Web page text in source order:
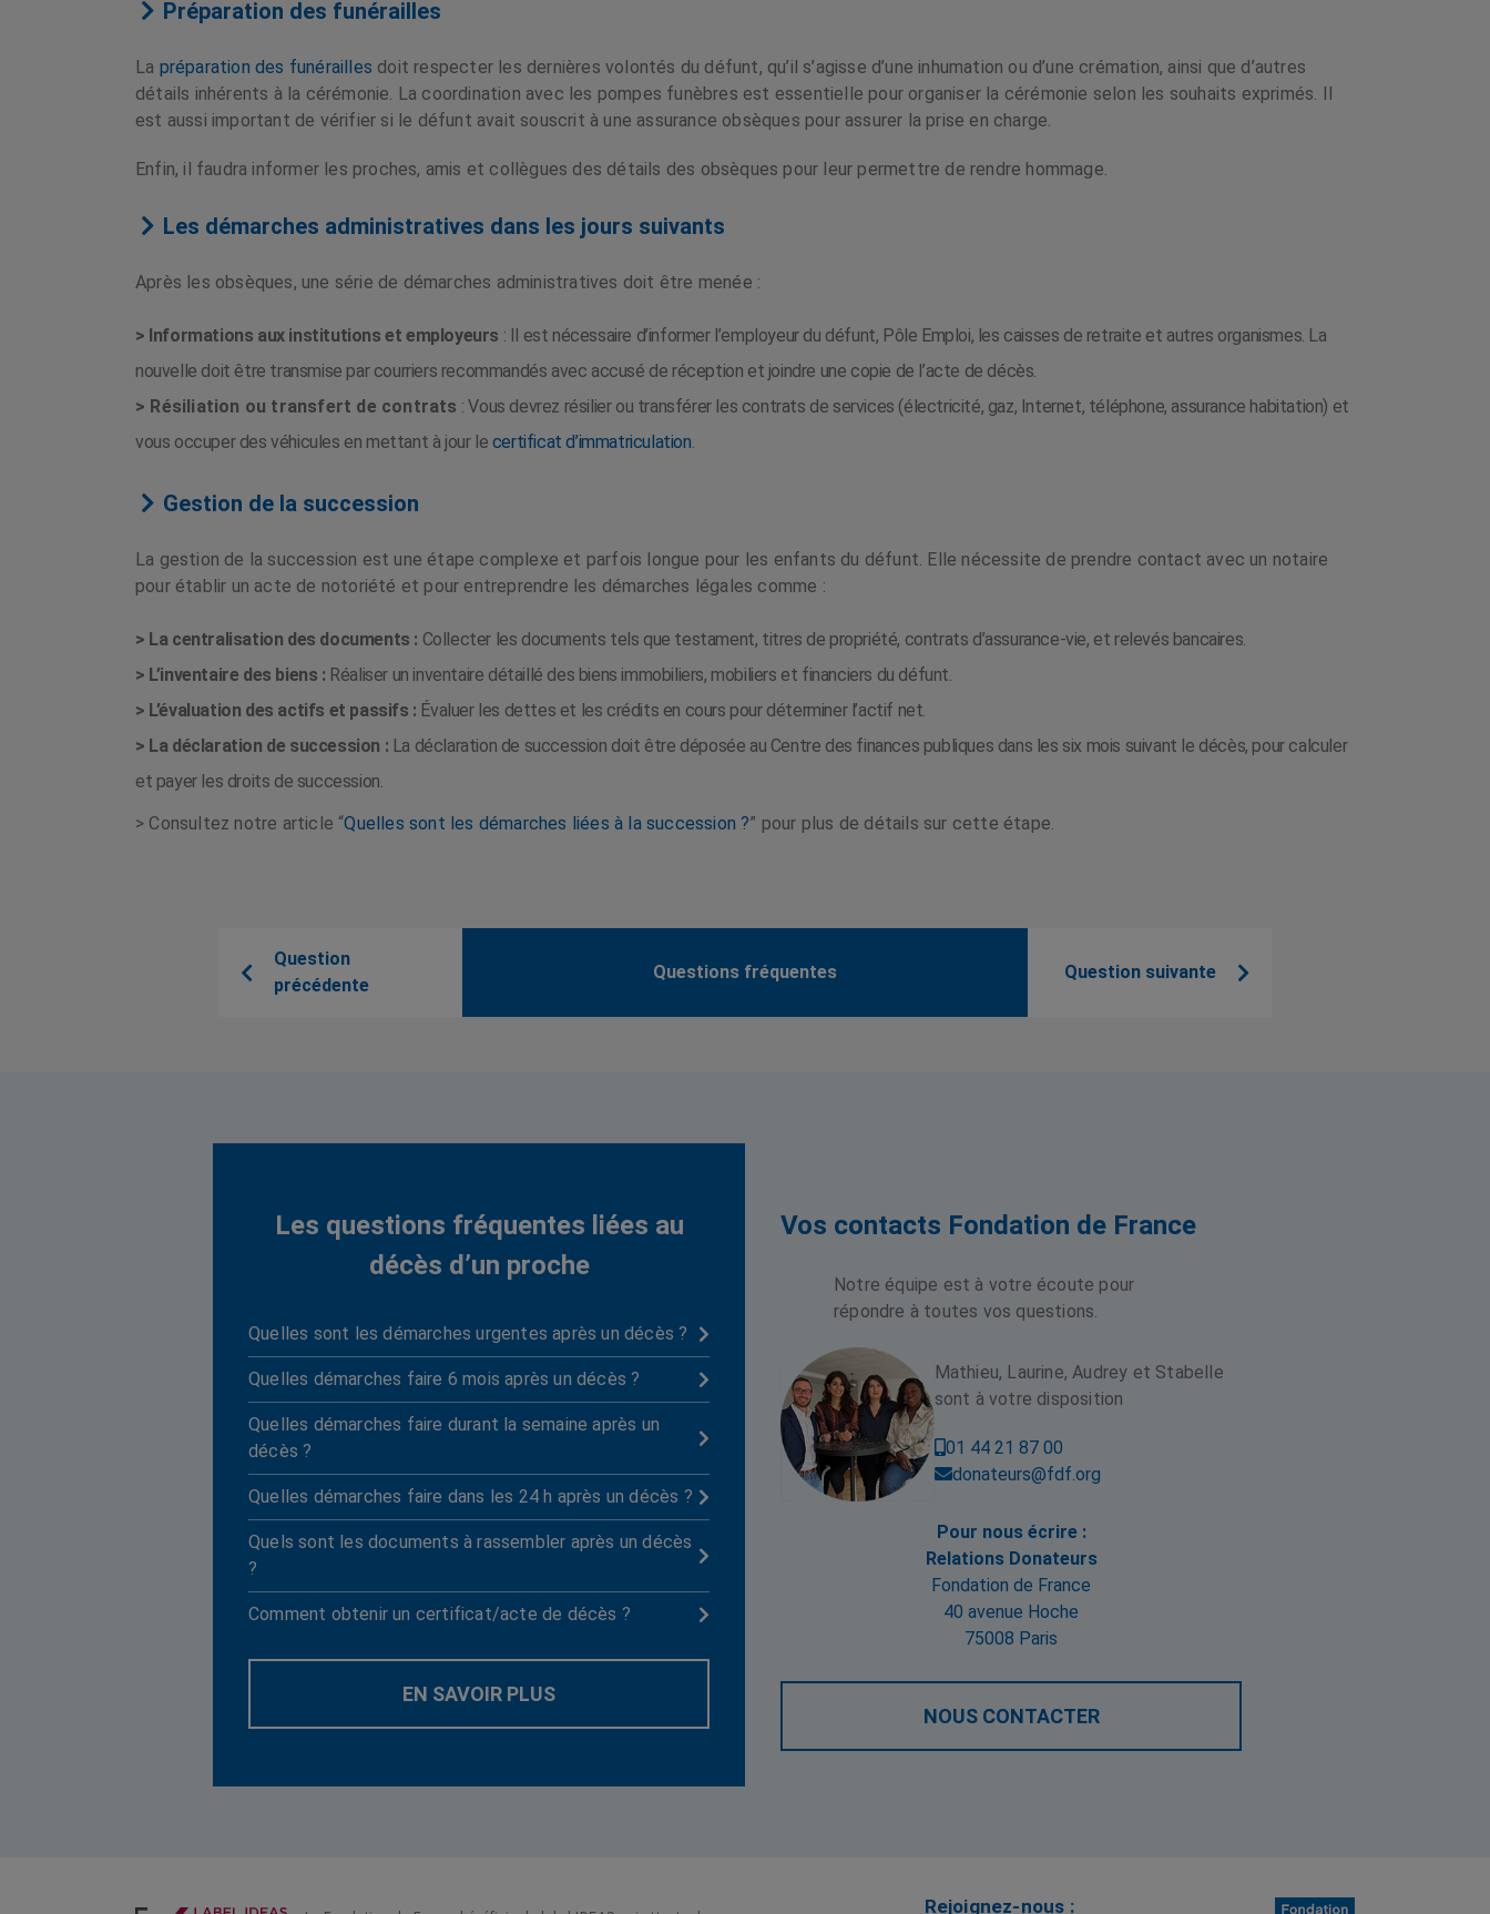
Préparation des funérailles
La préparation des funérailles doit respecter les dernières volontés du défunt, qu’il s’agisse d’une inhumation ou d’une crémation, ainsi que d’autres
détails inhérents à la cérémonie. La coordination avec les pompes funèbres est essentielle pour organiser la cérémonie selon les souhaits exprimés. Il
est aussi important de vérifier si le défunt avait souscrit à une assurance obsèques pour assurer la prise en charge.
Enfin, il faudra informer les proches, amis et collègues des détails des obsèques pour leur permettre de rendre hommage.
Les démarches administratives dans les jours suivants
Après les obsèques, une série de démarches administratives doit être menée :
> Informations aux institutions et employeurs : Il est nécessaire d’informer l’employeur du défunt, Pôle Emploi, les caisses de retraite et autres organismes. La
nouvelle doit être transmise par courriers recommandés avec accusé de réception et joindre une copie de l’acte de décès.
> Résiliation ou transfert de contrats : Vous devrez résilier ou transférer les contrats de services (électricité, gaz, Internet, téléphone, assurance habitation) et
vous occuper des véhicules en mettant à jour le certificat d’immatriculation.
Gestion de la succession
La gestion de la succession est une étape complexe et parfois longue pour les enfants du défunt. Elle nécessite de prendre contact avec un notaire
pour établir un acte de notoriété et pour entreprendre les démarches légales comme :
> La centralisation des documents : Collecter les documents tels que testament, titres de propriété, contrats d’assurance-vie, et relevés bancaires.
> L’inventaire des biens : Réaliser un inventaire détaillé des biens immobiliers, mobiliers et financiers du défunt.
> L’évaluation des actifs et passifs : Évaluer les dettes et les crédits en cours pour déterminer l’actif net.
> La déclaration de succession : La déclaration de succession doit être déposée au Centre des finances publiques dans les six mois suivant le décès, pour calculer
et payer les droits de succession.
> Consultez notre article “Quelles sont les démarches liées à la succession ?” pour plus de détails sur cette étape.
Question
précédente
Questions fréquentes Question suivante
Les questions fréquentes liées au
décès d’un proche
Quelles sont les démarches urgentes après un décès ? 
Quelles démarches faire 6 mois après un décès ? 
Quelles démarches faire durant la semaine après un
décès ?

Quelles démarches faire dans les 24 h après un décès ? 
Quels sont les documents à rassembler après un décès
?

Comment obtenir un certificat/acte de décès ? 
EN SAVOIR PLUS
Vos contacts Fondation de France
Notre équipe est à votre écoute pour
répondre à toutes vos questions.
Mathieu, Laurine, Audrey et Stabelle
sont à votre disposition
01 44 21 87 00
donateurs@fdf.org
Pour nous écrire :
Relations Donateurs
Fondation de France
40 avenue Hoche
75008 Paris
NOUS CONTACTER
Rejoignez-nous